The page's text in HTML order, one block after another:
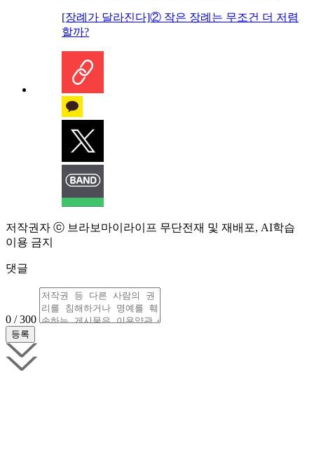
[장례가 달라진다]② 작은 장례는 무조건 더 저렴
할까?
저작권자 ⓒ 브라보마이라이프 무단전재 및 재배포, AI학습
이용 금지
댓글
0 / 300